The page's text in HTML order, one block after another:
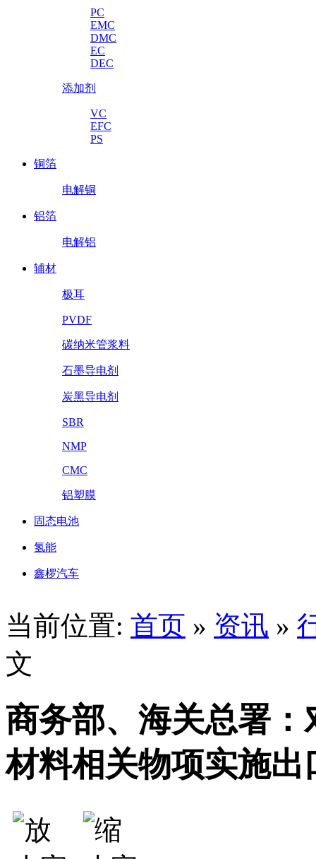
PC
EMC
DMC
EC
DEC
添加剂
VC
EFC
PS
铜箔
电解铜
铝箔
电解铝
辅材
极耳
PVDF
碳纳米管浆料
石墨导电剂
炭黑导电剂
SBR
NMP
CMC
铝塑膜
固态电池
氢能
鑫椤汽车
当前位置: 首页 » 资讯 »
文
商务部、海关总署
材料相关物项实施出